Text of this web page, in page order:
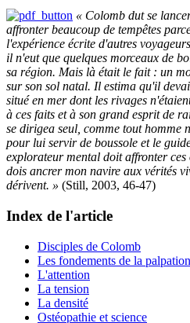
« Colomb dut se
affronter beaucoup de tempêtes
l'expérience écrite d'autres
il n'eut que quelques morceaux de
sa région. Mais là était le fait : un
sur son sol natal. Il estima qu'il
situé en mer dont les rivages
à ces faits et à son grand esprit de
se dirigea seul, comme tout homme
pour lui servir de boussole et le
explorateur mental doit affronter ces
dois ancrer mon navire aux vérités
dérivent. » (Still, 2003, 46-47)
Index de l'article
Disciples de Colomb
Les fondements de la palpation
L'attention
La tension
La densité
Ostéopathie et science